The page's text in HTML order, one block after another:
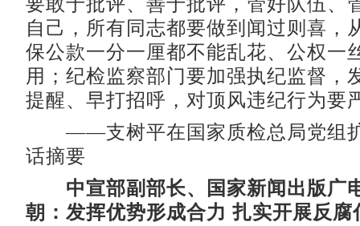
要敢于批评、善于批评，管好队伍、
自己，所有同志都要做到闻过则喜，
保公款一分一厘都不能乱花、公权一
用；纪检监察部门要加强执纪监督，
提醒、早打招呼，对顶风违纪行为要
——支树平在国家质检总局党组扩
话摘要
中宣部副部长、国家新闻出版广
朝：发挥优势形成合力 扎实开展反腐